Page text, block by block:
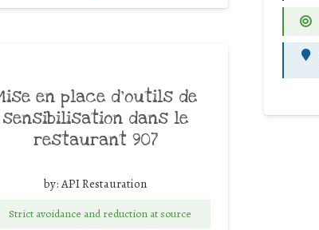
en place d’outils de
sensibilisation dans le
restaurant 907
by:API Restauration
Strict avoidance and reduction at source